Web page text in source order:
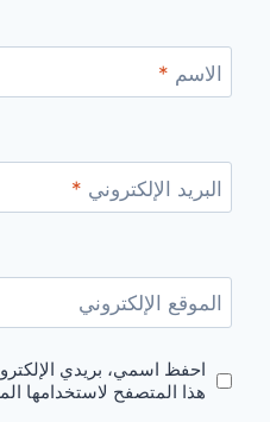
الاسم *
البريد الإلكتروني *
الموقع الإلكتروني
احفظ اسمي، بريدي
هذا المتصفح لاستخدامها